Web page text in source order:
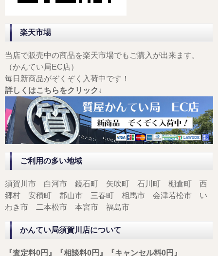
楽天市場
当店で販売中の商品を楽天市場でもご購入が出来ます。
（かんてい局EC店）
毎日新商品がぞくぞく入荷中です！
詳しくはこちらをクリック↓
ご利用の多い地域
須賀川市 白河市 鏡石町 矢吹町 石川町 棚倉町 西
郷村 安積町 郡山市 三春町 相馬市 会津若松市 い
わき市 二本松市 本宮市 福島市
かんてい局須賀川店について
『査定料0円』『相談料0円』『キャンセル料0円』